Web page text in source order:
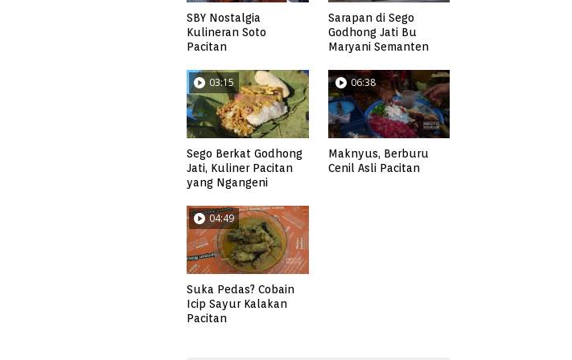
SBY Nostalgia
Kulineran Soto
Pacitan
Sarapan di Sego
Godhong Jati Bu
Maryani Semanten
03:15
Sego Berkat Godhong
Jati, Kuliner Pacitan
yang Ngangeni
06:38
Maknyus, Berburu
Cenil Asli Pacitan
04:49
Suka Pedas? Cobain
Icip Sayur Kalakan
Pacitan